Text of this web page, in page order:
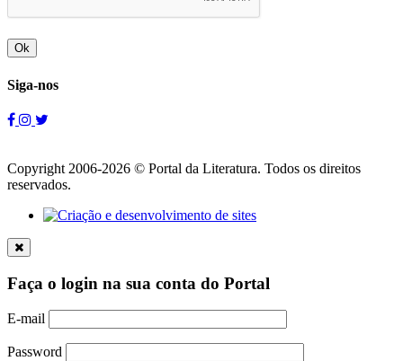
Ok
Siga-nos
Copyright 2006-2026 © Portal da Literatura. Todos os direitos
reservados.
Faça o login na sua conta do Portal
E-mail
Password